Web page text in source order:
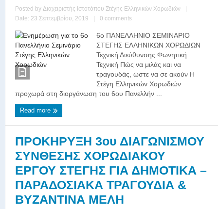
Posted by Διαχειριστής Ιστοτόπου Στέγης Ελληνικών Χορωδιών
|
Date: 23 Σεπτεμβρίου, 2019
| 0 comments
6ο ΠΑΝΕΛΛΗΝΙΟ ΣΕΜΙΝΑΡΙΟ
ΣΤΕΓΗΣ ΕΛΛΗΝΙΚΩΝ ΧΟΡΩΔΙΩΝ
Τεχνική Διεύθυνσης Φωνητική
Τεχνική Πώς να μιλάς και να
τραγουδάς, ώστε να σε ακούν Η
Στέγη Ελληνικών Χορωδιών
προχωρά στη διοργάνωση του 6ου Πανελλήν ...
Read more
ΠΡΟΚΗΡΥΞΗ 3ου ΔΙΑΓΩΝΙΣΜΟΥ
ΣΥΝΘΕΣΗΣ ΧΟΡΩΔΙΑΚΟΥ
ΕΡΓΟΥ ΣΤΕΓΗΣ ΓΙΑ ΔΗΜΟΤΙΚΑ –
ΠΑΡΑΔΟΣΙΑΚΑ ΤΡΑΓΟΥΔΙΑ &
ΒΥΖΑΝΤΙΝΑ ΜΕΛΗ